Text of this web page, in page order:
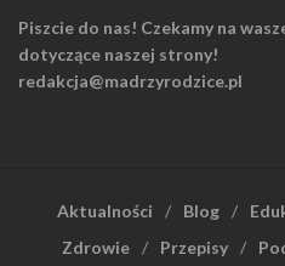
Piszcie do nas! Czekamy na
dotyczące naszej strony!
redakcja@madrzyrodzice.pl
Aktualności Blog
Zdrowie
Przepisy